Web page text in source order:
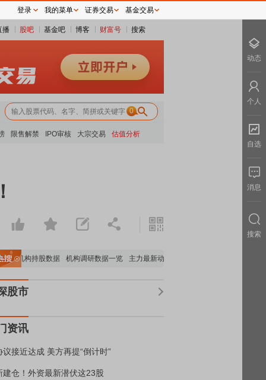
播 股吧 基金吧 博客 财富号 搜索
0
限售解禁 IPO审核 大宗交易 估值分析
机构持股数据 机构调研数据一览 主力最新动向
股市
资讯
议接近达成 美方再提“倒计时”
建仓！外资最新潜伏这23股
登录 我的菜单 证券交易 基金交易
动态
个人
自选
消息
搜索